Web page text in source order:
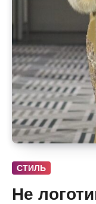
СТИЛЬ
Не